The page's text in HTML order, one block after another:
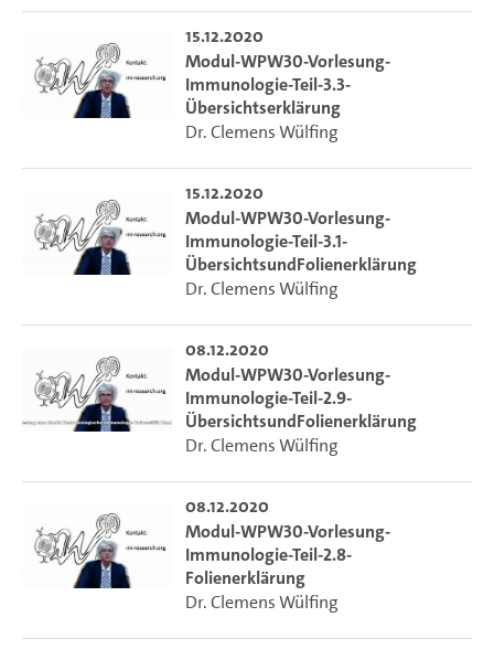
15.12.2020
Modul-WPW30-Vorlesung-
Immunologie-Teil-3.3-
Übersichtserklärung
Dr. Clemens Wülfing
15.12.2020
Modul-WPW30-Vorlesung-
Immunologie-Teil-3.1-
ÜbersichtsundFolienerklärung
Dr. Clemens Wülfing
08.12.2020
Modul-WPW30-Vorlesung-
Immunologie-Teil-2.9-
ÜbersichtsundFolienerklärung
Dr. Clemens Wülfing
08.12.2020
Modul-WPW30-Vorlesung-
Immunologie-Teil-2.8-
Folienerklärung
Dr. Clemens Wülfing